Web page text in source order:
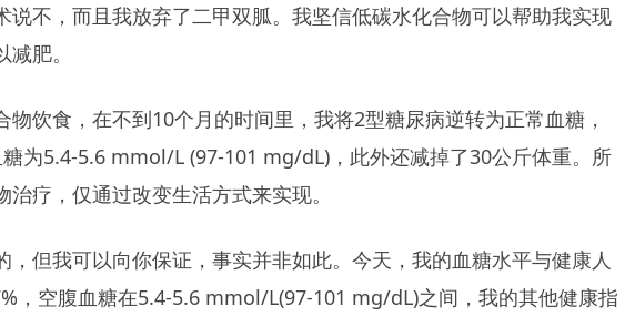
说不，而且我放弃了二甲双胍。我坚信低碳水化合物可以帮助我实现
肥。
物饮食，在不到10个月的时间里，我将2型糖尿病逆转为正常血糖，
为5.4-5.6 mmol/L (97-101 mg/dL)，此外还减掉了30公斤体重。所
疗，仅通过改变生活方式来实现。
，但我可以向你保证，事实并非如此。今天，我的血糖水平与健康人
，空腹血糖在5.4-5.6 mmol/L(97-101 mg/dL)之间，我的其他健康指